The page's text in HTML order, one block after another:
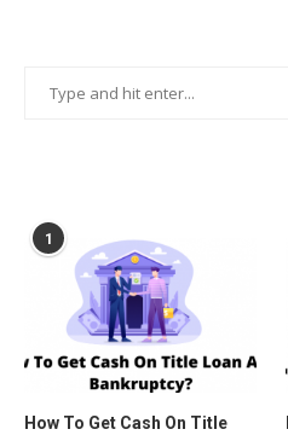
1
How To Get Cash On Title